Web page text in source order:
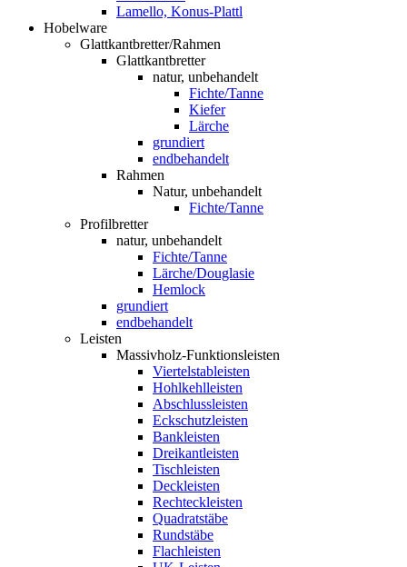
Lamello, Konus-Plattl
Hobelware
Glattkantbretter/Rahmen
Glattkantbretter
natur, unbehandelt
Fichte/Tanne
Kiefer
Lärche
grundiert
endbehandelt
Rahmen
Natur, unbehandelt
Fichte/Tanne
Profilbretter
natur, unbehandelt
Fichte/Tanne
Lärche/Douglasie
Hemlock
grundiert
endbehandelt
Leisten
Massivholz-Funktionsleisten
Viertelstableisten
Hohlkehlleisten
Abschlussleisten
Eckschutzleisten
Bankleisten
Dreikantleisten
Tischleisten
Deckleisten
Rechteckleisten
Quadratstäbe
Rundstäbe
Flachleisten